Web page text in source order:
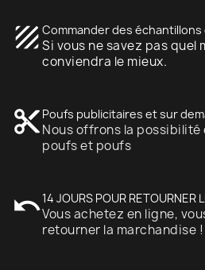
texture Commander des
Si vous ne savez pas quel
conviendra le mieux.
content_cut Poufs publicitaires et sur
Nous offrons la
poufs et poufs
undo14 JOURS POUR RETOURNER
Vous achetez en ligne,
retourner la marchandise !